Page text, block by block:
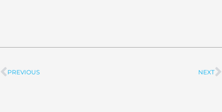
Prev
PREVIOUS NEXT